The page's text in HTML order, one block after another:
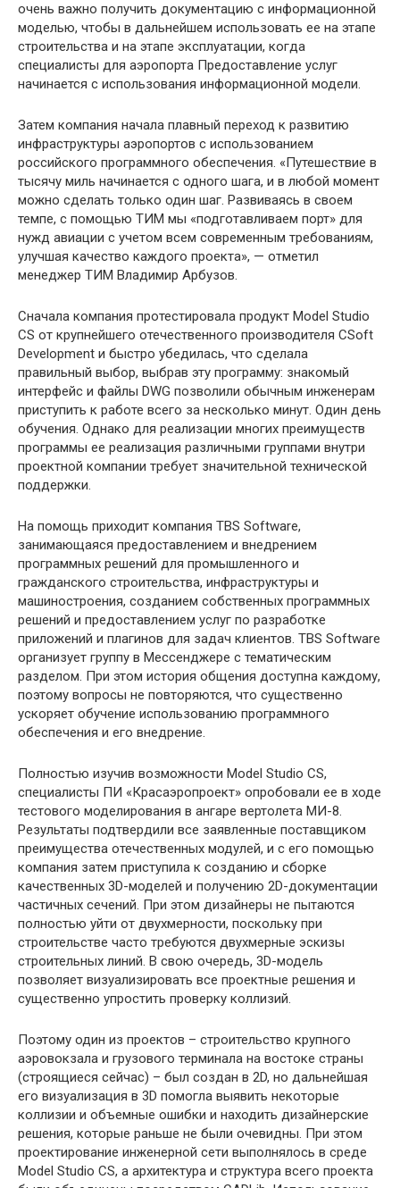
очень важно получить документацию с информационной
моделью, чтобы в дальнейшем использовать ее на этапе
строительства и на этапе эксплуатации, когда
специалисты для аэропорта Предоставление услуг
начинается с использования информационной модели.
Затем компания начала плавный переход к развитию
инфраструктуры аэропортов с использованием
российского программного обеспечения. «Путешествие в
тысячу миль начинается с одного шага, и в любой момент
можно сделать только один шаг. Развиваясь в своем
темпе, с помощью ТИМ мы «подготавливаем порт» для
нужд авиации с учетом всем современным требованиям,
улучшая качество каждого проекта», — отметил
менеджер ТИМ Владимир Арбузов.
Сначала компания протестировала продукт Model Studio
CS от крупнейшего отечественного производителя CSoft
Development и быстро убедилась, что сделала
правильный выбор, выбрав эту программу: знакомый
интерфейс и файлы DWG позволили обычным инженерам
приступить к работе всего за несколько минут. Один день
обучения. Однако для реализации многих преимуществ
программы ее реализация различными группами внутри
проектной компании требует значительной технической
поддержки.
На помощь приходит компания TBS Software,
занимающаяся предоставлением и внедрением
программных решений для промышленного и
гражданского строительства, инфраструктуры и
машиностроения, созданием собственных программных
решений и предоставлением услуг по разработке
приложений и плагинов для задач клиентов. TBS Software
организует группу в Мессенджере с тематическим
разделом. При этом история общения доступна каждому,
поэтому вопросы не повторяются, что существенно
ускоряет обучение использованию программного
обеспечения и его внедрение.
Полностью изучив возможности Model Studio CS,
специалисты ПИ «Красаэропроект» опробовали ее в ходе
тестового моделирования в ангаре вертолета МИ-8.
Результаты подтвердили все заявленные поставщиком
преимущества отечественных модулей, и с его помощью
компания затем приступила к созданию и сборке
качественных 3D-моделей и получению 2D-документации
частичных сечений. При этом дизайнеры не пытаются
полностью уйти от двухмерности, поскольку при
строительстве часто требуются двухмерные эскизы
строительных линий. В свою очередь, 3D-модель
позволяет визуализировать все проектные решения и
существенно упростить проверку коллизий.
Поэтому один из проектов – строительство крупного
аэровокзала и грузового терминала на востоке страны
(строящиеся сейчас) – был создан в 2D, но дальнейшая
его визуализация в 3D помогла выявить некоторые
коллизии и объемные ошибки и находить дизайнерские
решения, которые раньше не были очевидны. При этом
проектирование инженерной сети выполнялось в среде
Model Studio CS, а архитектура и структура всего проекта